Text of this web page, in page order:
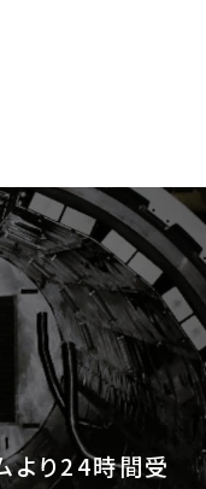
より24時間受